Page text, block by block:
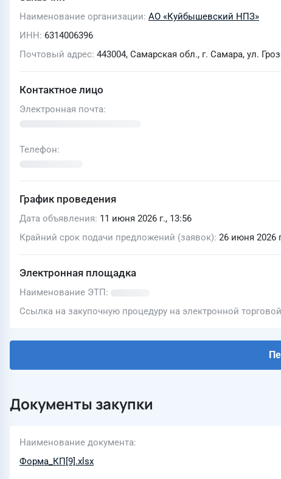
Наименование организации АО «Куйбышевский НПЗ»
ИНН 6314006396
Почтовый адрес 443004, Самарская обл., г. Самара, ул.
Контактное лицо
Электронная почта
Телефон
График проведения
Дата объявления 11 июня 2026 г., 13:56
Крайний срок подачи предложений (заявок) 26 июня 2026
Электронная площадка
Наименование ЭТП
Ссылка на закупочную процедуру на электронной
Документы закупки
Наименование документа
Форма_КП[9].xlsx